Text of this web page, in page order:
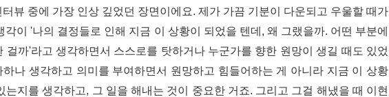
뷰 중에 가장 인상 깊었던 장면이에요. 제가 가끔 기분이 다운되고 우울할 때가
각이 '나의 결정들로 인해 지금 이 상황이 되었을 텐데, 왜 그랬을까. 어떤 부분에
걸까'라고 생각하면서 스스로를 탓하거나 누군가를 향한 원망이 생길 때도 있었
하나 생각하고 의미를 부여하면서 원망하고 힘들어하는 게 아니라 지금 이 상황
는지를 생각하고, 그 일을 해내는 것이 중요한 거죠. 그리고 그걸 해냈을 때 이현